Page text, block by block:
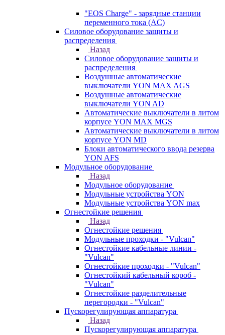
"EOS Charge" - зарядные станции
переменного тока (AC)
Силовое оборудование защиты и
распределения
Назад
Силовое оборудование защиты и
распределения
Воздушные автоматические
выключатели YON MAX AGS
Воздушные автоматические
выключатели YON AD
Автоматические выключатели в литом
корпусе YON MAX MGS
Автоматические выключатели в литом
корпусе YON MD
Блоки автоматического ввода резерва
YON AFS
Модульное оборудование
Назад
Модульное оборудование
Модульные устройства YON
Модульные устройства YON max
Огнестойкие решения
Назад
Огнестойкие решения
Модульные проходки - "Vulcan"
Огнестойкие кабельные линии -
"Vulcan"
Огнестойкие проходки - "Vulcan"
Огнестойкий кабельный короб -
"Vulcan"
Огнестойкие разделительные
перегородки - "Vulcan"
Пускорегулирующая аппаратура
Назад
Пускорегулирующая аппаратура